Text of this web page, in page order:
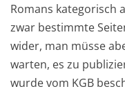
Romans kategorisch
zwar bestimmte
wider, man müsse
warten, es zu
wurde vom KGB